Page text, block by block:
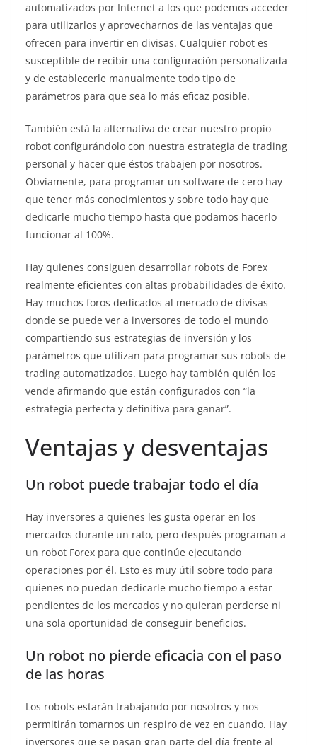
automatizados por Internet a los que podemos acceder
para utilizarlos y aprovecharnos de las ventajas que
ofrecen para invertir en divisas. Cualquier robot es
susceptible de recibir una configuración personalizada
y de establecerle manualmente todo tipo de
parámetros para que sea lo más eficaz posible.
También está la alternativa de crear nuestro propio
robot configurándolo con nuestra estrategia de trading
personal y hacer que éstos trabajen por nosotros.
Obviamente, para programar un software de cero hay
que tener más conocimientos y sobre todo hay que
dedicarle mucho tiempo hasta que podamos hacerlo
funcionar al 100%.
Hay quienes consiguen desarrollar robots de Forex
realmente eficientes con altas probabilidades de éxito.
Hay muchos foros dedicados al mercado de divisas
donde se puede ver a inversores de todo el mundo
compartiendo sus estrategias de inversión y los
parámetros que utilizan para programar sus robots de
trading automatizados. Luego hay también quién los
vende afirmando que están configurados con “la
estrategia perfecta y definitiva para ganar”.
Ventajas y desventajas
Un robot puede trabajar todo el día
Hay inversores a quienes les gusta operar en los
mercados durante un rato, pero después programan a
un robot Forex para que continúe ejecutando
operaciones por él. Esto es muy útil sobre todo para
quienes no puedan dedicarle mucho tiempo a estar
pendientes de los mercados y no quieran perderse ni
una sola oportunidad de conseguir beneficios.
Un robot no pierde eficacia con el paso
de las horas
Los robots estarán trabajando por nosotros y nos
permitirán tomarnos un respiro de vez en cuando. Hay
inversores que se pasan gran parte del día frente al